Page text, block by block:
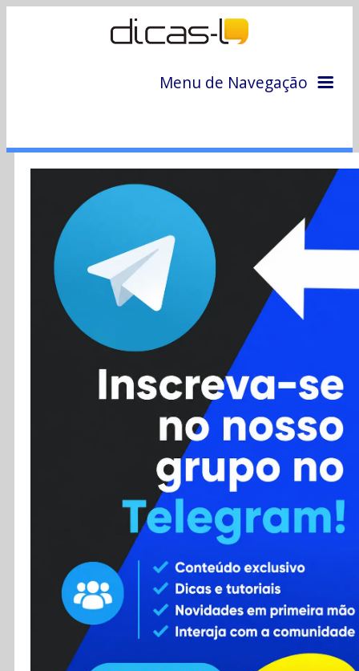
Menu de Navegação
Colunas
Colaboradores
Cursos
Enviar Dica
Contato
RSS